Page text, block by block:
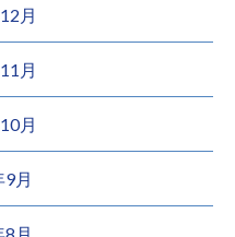
月
月
月
月